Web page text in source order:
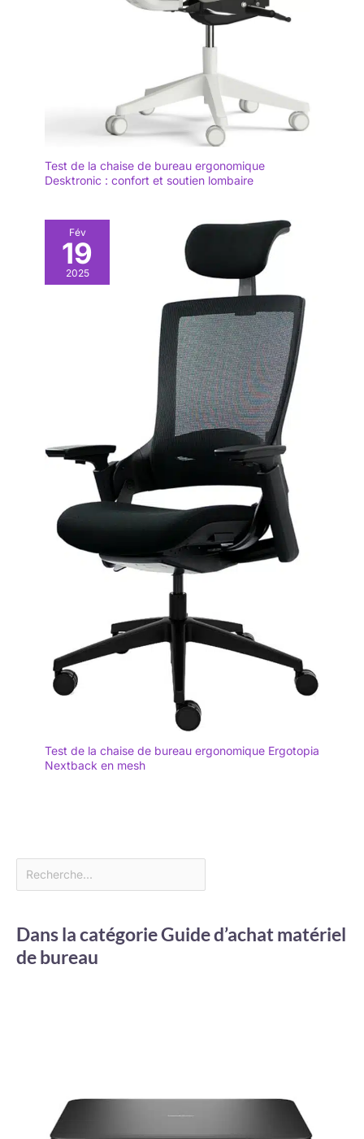
Test de la chaise de bureau ergonomique
Desktronic : confort et soutien lombaire
Fév
19
2025
Test de la chaise de bureau ergonomique Ergotopia
Nextback en mesh
Dans la catégorie Guide d’achat matériel
de bureau